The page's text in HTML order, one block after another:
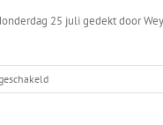
25 juli gedekt door
voor
Willow